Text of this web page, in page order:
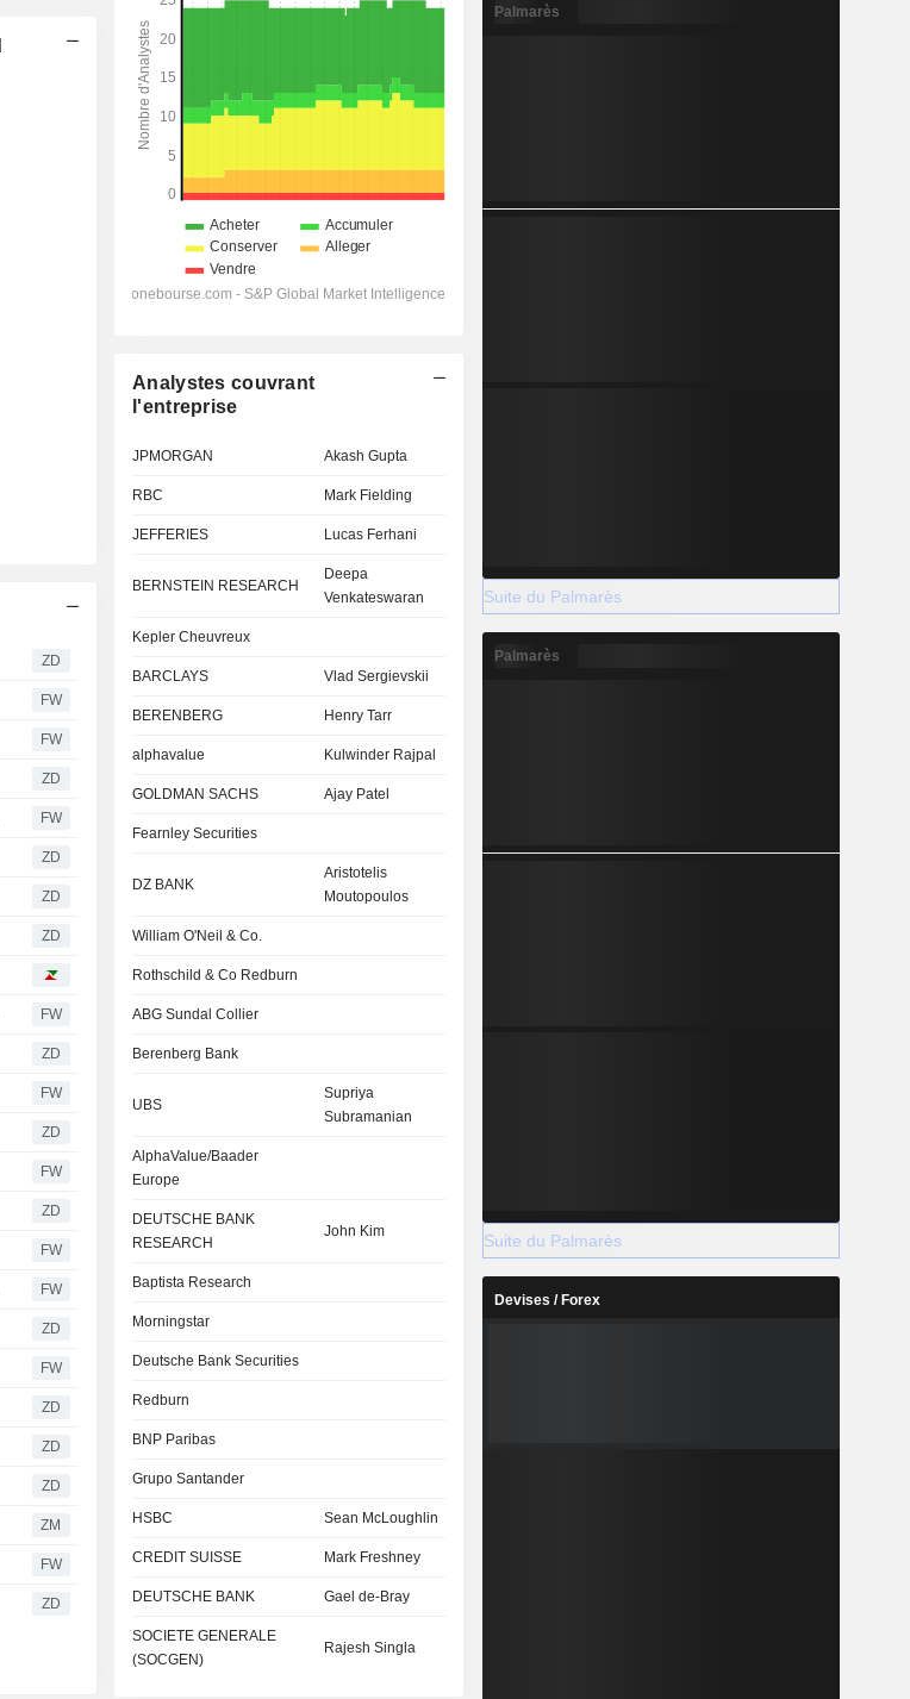
ZD
FW
FW
ZD
FW
ZD
ZD
ZD
FW
ZD
FW
ZD
FW
ZD
FW
FW
ZD
FW
ZD
ZD
ZD
ZM
FW
ZD
Analystes couvrant
l'entreprise
JPMORGAN Akash Gupta
RBC Mark Fielding
JEFFERIES Lucas Ferhani
BERNSTEIN RESEARCH
Deepa
Venkateswaran
Kepler Cheuvreux
BARCLAYS Vlad Sergievskii
BERENBERG Henry Tarr
alphavalue Kulwinder Rajpal
GOLDMAN SACHS Ajay Patel
Fearnley Securities
DZ BANK
Aristotelis
Moutopoulos
William O'Neil & Co.
Rothschild & Co Redburn
ABG Sundal Collier
Berenberg Bank
UBS
Supriya
Subramanian
AlphaValue/Baader
Europe
DEUTSCHE BANK
RESEARCH
John Kim
Baptista Research
Morningstar
Deutsche Bank Securities
Redburn
BNP Paribas
Grupo Santander
HSBC Sean McLoughlin
CREDIT SUISSE Mark Freshney
DEUTSCHE BANK Gael de-Bray
SOCIETE GENERALE
(SOCGEN)
Rajesh Singla
Palmarès
Suite du Palmarès
Palmarès
Suite du Palmarès
Devises / Forex